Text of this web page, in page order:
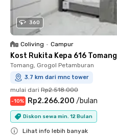
360
Coliving • Campur
Kost Rukita Kepa 616 Tomang
Tomang, Grogol Petamburan
3.7 km dari mnc tower
mulai dari Rp2.518.000
-10% Rp2.266.200 /bulan
Diskon sewa min. 12 Bulan
Lihat info lebih banyak